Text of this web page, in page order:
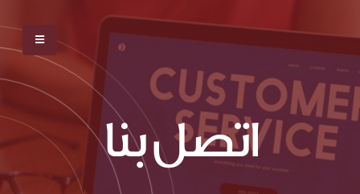
اتصل بنا